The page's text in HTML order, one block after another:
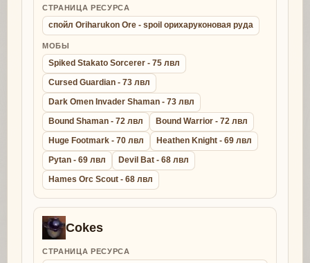
СТРАНИЦА РЕСУРСА
спойл Oriharukon Ore - spoil орихаруконовая руда
МОБЫ
Spiked Stakato Sorcerer - 75 лвл
Cursed Guardian - 73 лвл
Dark Omen Invader Shaman - 73 лвл
Bound Shaman - 72 лвл
Bound Warrior - 72 лвл
Huge Footmark - 70 лвл
Heathen Knight - 69 лвл
Pytan - 69 лвл
Devil Bat - 68 лвл
Hames Orc Scout - 68 лвл
Cokes
СТРАНИЦА РЕСУРСА